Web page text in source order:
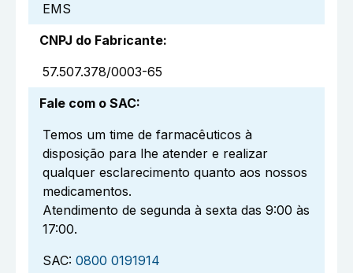
EMS
CNPJ do Fabricante:
57.507.378/0003-65
Fale com o SAC:
Temos um time de farmacêuticos à
disposição para lhe atender e realizar
qualquer esclarecimento quanto aos nossos
medicamentos.
Atendimento de segunda à sexta das 9:00 às
17:00.
SAC: 0800 0191914